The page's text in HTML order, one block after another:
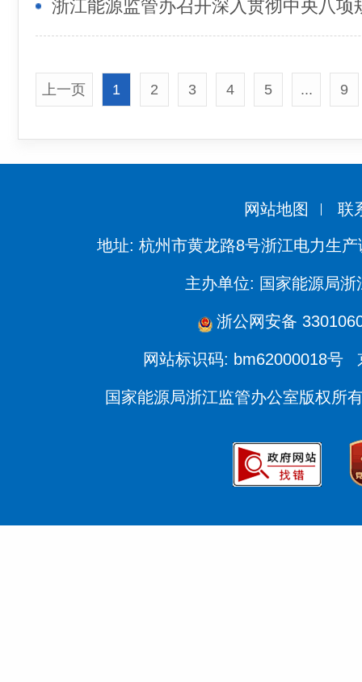
上一页 1 2 3 4 5 ... 9
网站地图 联
地址: 杭州市黄龙路8号浙江电力生
主办单位: 国家能源局浙
浙公网安备
网站标识码: bm62000018号
国家能源局浙江监管办公室版权所